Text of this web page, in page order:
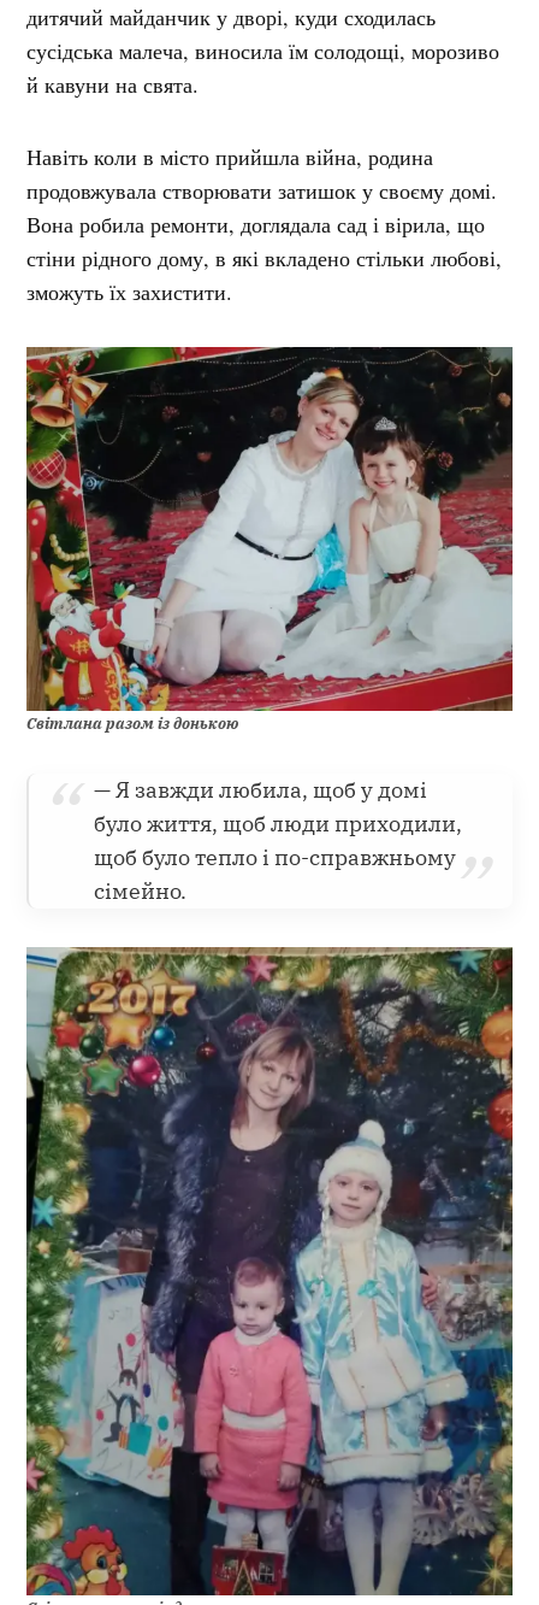
дитячий майданчик у дворі, куди сходилась
сусідська малеча, виносила їм солодощі, морозиво
й кавуни на свята.
Навіть коли в місто прийшла війна, родина
продовжувала створювати затишок у своєму домі.
Вона робила ремонти, доглядала сад і вірила, що
стіни рідного дому, в які вкладено стільки любові,
зможуть їх захистити.
Світлана разом із донькою
— Я завжди любила, щоб у домі
було життя, щоб люди приходили,
щоб було тепло і по-справжньому
сімейно.